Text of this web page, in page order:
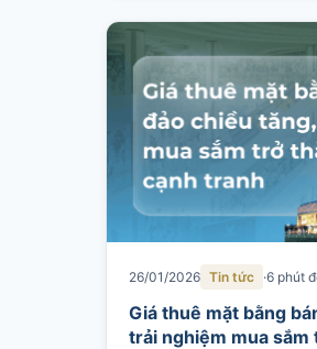
26/01/2026 Tin tức 6 phút
Giá thuê mặt bằng
trải nghiệm mua sắm